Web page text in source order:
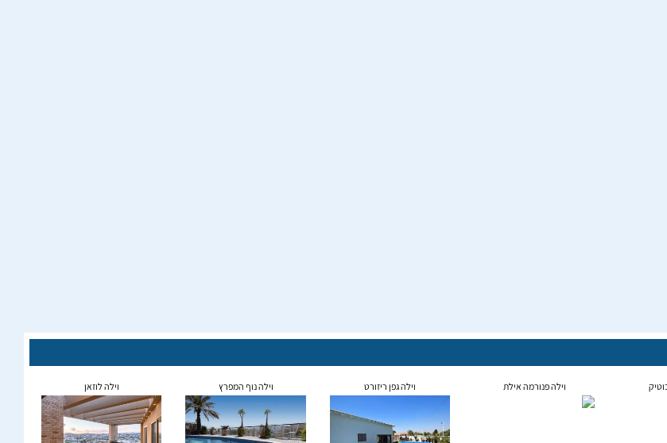
וילה פנורמה אילת וילה גפן ריזורט וילה נוף המפרץ וילה לוזאן